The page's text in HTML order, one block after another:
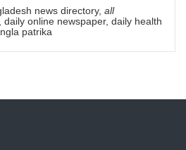
news directory, all
, daily online newspaper, daily health
patrika